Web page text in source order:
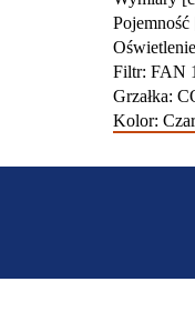
Filtr: FAN
Grzałka:
Kolor: